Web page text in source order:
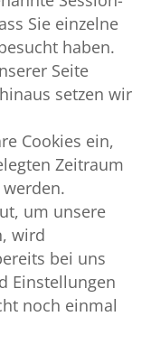
Sie einzelne
haben.
Seite
setzen wir
Cookies ein,
Zeitraum
um unsere
wird
bei uns
Einstellungen
noch einmal